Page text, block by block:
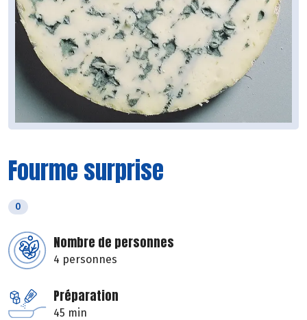
Fourme surprise
0
Nombre de personnes
4 personnes
Préparation
45 min